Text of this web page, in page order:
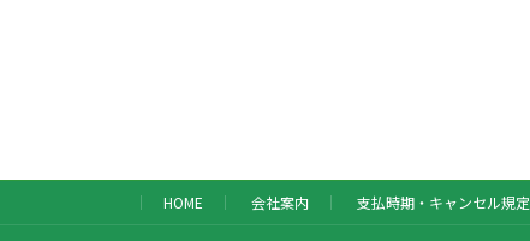
HOME 会社案内 支払時期・キャンセル規定